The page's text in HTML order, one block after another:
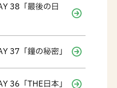
38「最後の日
37「鐘の秘密」
36「THE日本」